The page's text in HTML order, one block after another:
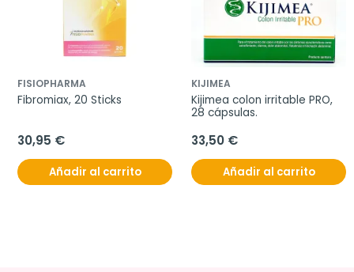
FISIOPHARMA
Fibromiax, 20 Sticks
30,95 €
Añadir al carrito
KIJIMEA
Kijimea colon irritable PRO,
28 cápsulas.
33,50 €
Añadir al carrito